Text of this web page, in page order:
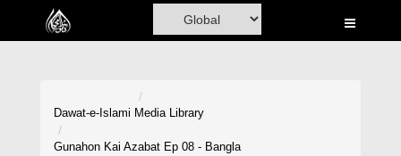
Home
Dawat-e-Islami Media Library
Gunahon Kai Azabat Ep 08 - Bangla